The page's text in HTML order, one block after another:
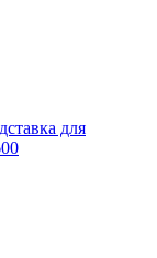
для